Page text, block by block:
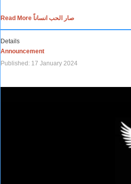
Read More صار الحب انساناً
Details
Announcement
Published: 17 January 2024